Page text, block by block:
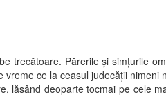
Părerile şi simţurile
ce la ceasul judecăţii
deoparte tocmai pe cele